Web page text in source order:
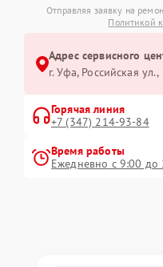
Отправляя заявку на
Политикой
Адрес сервисного
г. Уфа, Российская ул.,
Горячая линия
+7 (347) 214-93-84
Время работы
Ежедневно с 9:00 до